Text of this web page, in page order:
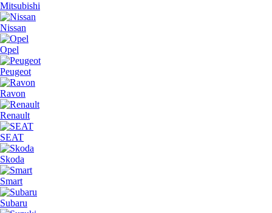
Mitsubishi
Nissan
Opel
Peugeot
Ravon
Renault
SEAT
Skoda
Smart
Subaru